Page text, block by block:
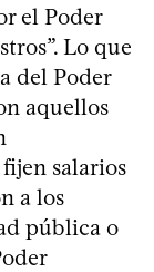
el Poder
Lo que
del Poder
aquellos
salarios
a los
pública o